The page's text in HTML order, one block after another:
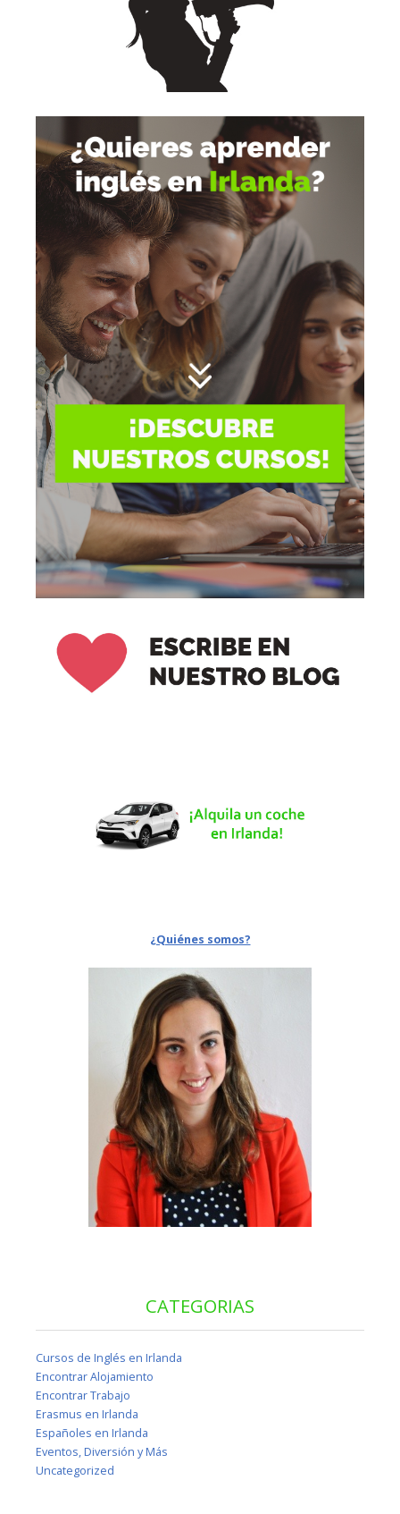
¿Quiénes somos?
CATEGORIAS
Cursos de Inglés en Irlanda
Encontrar Alojamiento
Encontrar Trabajo
Erasmus en Irlanda
Españoles en Irlanda
Eventos, Diversión y Más
Uncategorized